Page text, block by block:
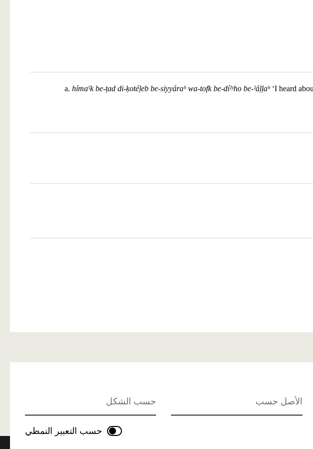
a. hímaˁk be-ṭad di-ḳotéḷeb be-siyyáraʰ wa-tofk be-díˀʸho be-ˀáḷḷaʰ ‘I heard
حسب الشكل الأصل حسب
حسب التعبير النمطي